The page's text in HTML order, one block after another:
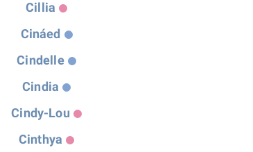
Cillia
Cináed
Cindelle
Cindia
Cindy-Lou
Cinthya